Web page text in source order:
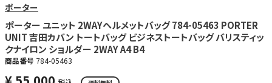
ポーター
ポーター ユニット 2WAYヘルメットバッグ 784-05463 PORTER
UNIT 吉田カバン トートバッグ ビジネストートバッグ バリスティッ
クナイロン ショルダー 2WAY A4 B4
商品番号 784-05463